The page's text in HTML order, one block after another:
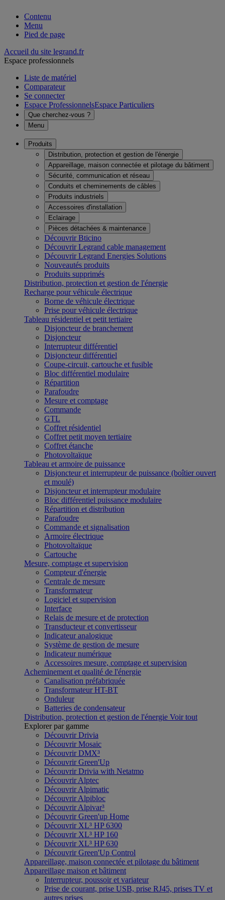
Contenu
Menu
Pied de page
Accueil du site legrand.fr
Espace professionnels
Liste de matériel
Comparateur
Se connecter
Espace ProfessionnelsEspace Particuliers
Que cherchez-vous ?
Menu
Produits
Distribution, protection et gestion de l'énergie
Appareillage, maison connectée et pilotage du bâtiment
Sécurité, communication et réseau
Conduits et cheminements de câbles
Produits industriels
Accessoires d'installation
Eclairage
Pièces détachées & maintenance
Découvrir Bticino
Découvrir Legrand cable management
Découvrir Legrand Energies Solutions
Nouveautés produits
Produits supprimés
Distribution, protection et gestion de l'énergie
Recharge pour véhicule électrique
Borne de véhicule électrique
Prise pour véhicule électrique
Tableau résidentiel et petit tertiaire
Disjoncteur de branchement
Disjoncteur
Interrupteur différentiel
Disjoncteur différentiel
Coupe-circuit, cartouche et fusible
Bloc différentiel modulaire
Répartition
Parafoudre
Mesure et comptage
Commande
GTL
Coffret résidentiel
Coffret petit moyen tertiaire
Coffret étanche
Photovoltaïque
Tableau et armoire de puissance
Disjoncteur et interrupteur de puissance (boîtier ouvert
et moulé)
Disjoncteur et interrupteur modulaire
Bloc différentiel puissance modulaire
Répartition et distribution
Parafoudre
Commande et signalisation
Armoire électrique
Photovoltaïque
Cartouche
Mesure, comptage et supervision
Compteur d'énergie
Centrale de mesure
Transformateur
Logiciel et supervision
Interface
Relais de mesure et de protection
Transducteur et convertisseur
Indicateur analogique
Système de gestion de mesure
Indicateur numérique
Accessoires mesure, comptage et supervision
Acheminement et qualité de l'énergie
Canalisation préfabriquée
Transformateur HT-BT
Onduleur
Batteries de condensateur
Distribution, protection et gestion de l'énergie Voir tout
Explorer par gamme
Découvrir Drivia
Découvrir Mosaic
Découvrir DMX³
Découvrir Green'Up
Découvrir Drivia with Netatmo
Découvrir Alptec
Découvrir Alpimatic
Découvrir Alpibloc
Découvrir Alpivar³
Découvrir Green'up Home
Découvrir XL³ HP 6300
Découvrir XL³ HP 160
Découvrir XL³ HP 630
Découvrir Green'Up Control
Appareillage, maison connectée et pilotage du bâtiment
Appareillage maison et bâtiment
Interrupteur, poussoir et variateur
Prise de courant, prise USB, prise RJ45, prises TV et
autres prises